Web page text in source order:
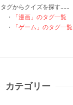
タグからクイズを探す……
・
「漫画」のタグ一覧
・
「ゲーム」のタグ一覧
カテゴリー